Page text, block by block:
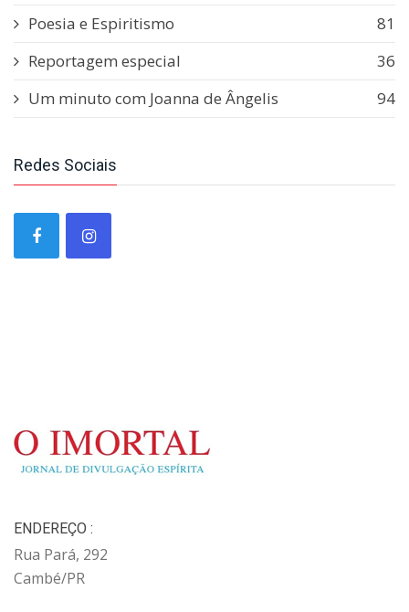
Poesia e Espiritismo
81
Reportagem especial
36
Um minuto com Joanna de Ângelis
94
Redes Sociais
ENDEREÇO :
Rua Pará, 292
Cambé/PR